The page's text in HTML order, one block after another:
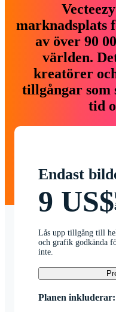
marknadsplats
av över 90
världen.
kreatörer
tillgångar
tid
Endast
9 US$
Lås upp tillgång till
och grafik godkända
inte.
Planen inkluderar: